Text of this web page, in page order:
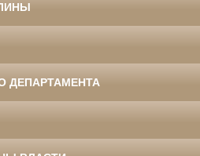
ДЕПАРТАМЕНТА